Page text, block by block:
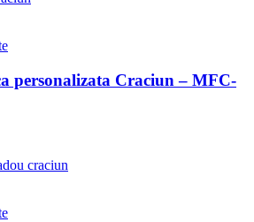
personalizata Craciun – MFC-